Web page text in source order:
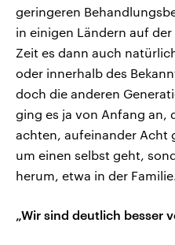
geringeren
in einigen Ländern auf
Zeit es dann auch
oder innerhalb des
doch die anderen
ging es ja von Anfang an,
achten, aufeinander Acht
um einen selbst geht,
herum, etwa in der
„Wir sind deutlich besser